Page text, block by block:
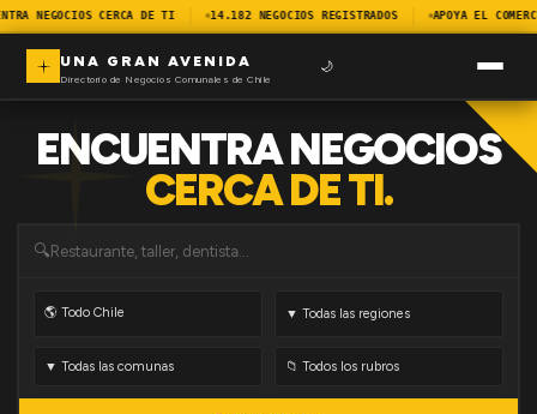
NEGOCIOS CERCA DE TI 14.182 NEGOCIOS REGISTRADOS APOYA EL
UNA GRAN AVENIDA
Directorio de Negocios Comunales de Chile
🌙
ENCUENTRA NEGOCIOS
CERCA DE TI.
🔍